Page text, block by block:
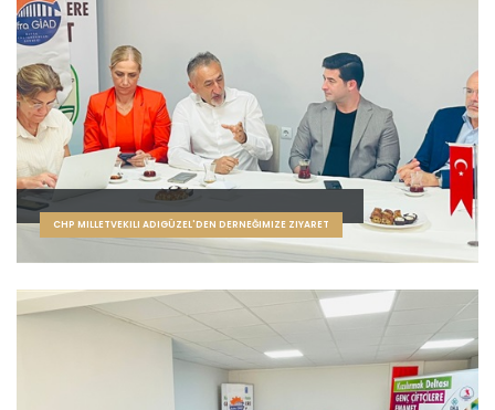
CHP MILLETVEKILI ADIGÜZEL'DEN DERNEĞIMIZE ZIYARET